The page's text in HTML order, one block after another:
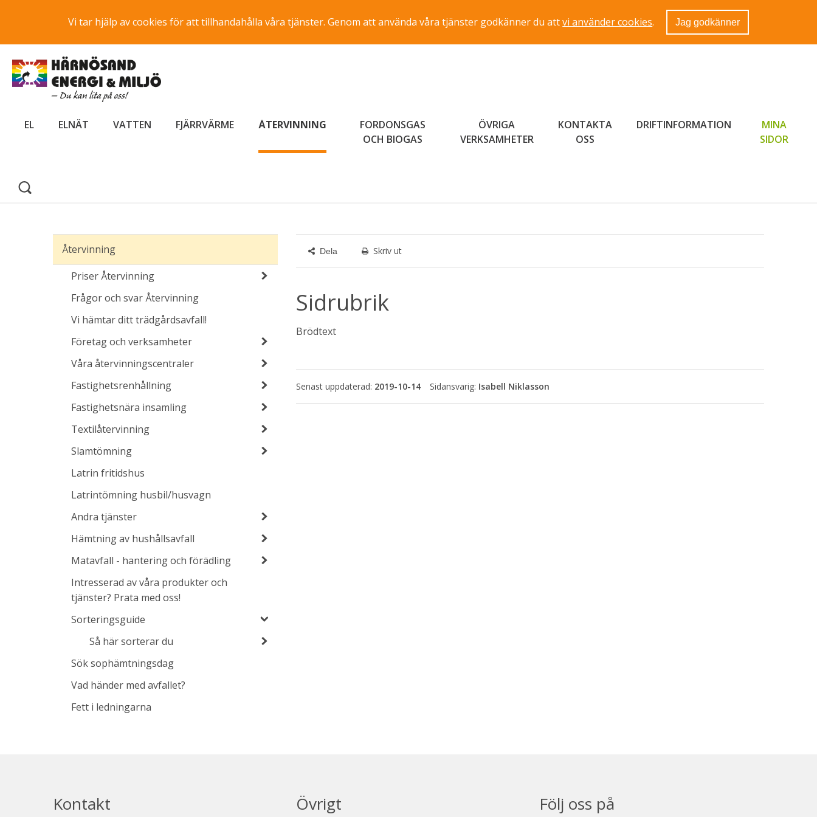
Vi tar hjälp av cookies för att tillhandahålla våra tjänster. Genom att använda våra tjänster godkänner du attvi använder cookies. Jag godkänner
EL ELNÄT VATTEN FJÄRRVÄRME ÅTERVINNING
FORDONSGAS
OCH BIOGAS
ÖVRIGA
VERKSAMHETER
KONTAKTA
OSS
DRIFTINFORMATION
MINA
SIDOR
Återvinning
Priser Återvinning
Frågor och svar Återvinning
Vi hämtar ditt trädgårdsavfall!
Företag och verksamheter
Våra återvinningscentraler
Fastighetsrenhållning
Fastighetsnära insamling
Textilåtervinning
Slamtömning
Latrin fritidshus
Latrintömning husbil/husvagn
Andra tjänster
Hämtning av hushållsavfall
Matavfall - hantering och förädling
Intresserad av våra produkter och
tjänster? Prata med oss!
Sorteringsguide
Så här sorterar du
Sök sophämtningsdag
Vad händer med avfallet?
Fett i ledningarna
Dela Skriv ut
Sidrubrik
Brödtext
Senast uppdaterad: 2019-10-14 Isabell Niklasson
Kontakt Övrigt Följ oss på